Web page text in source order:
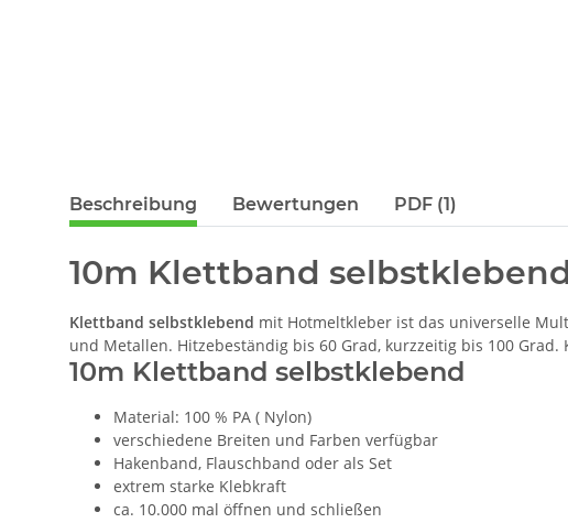
Beschreibung Bewertungen PDF (1)
10m Klettband
Klettband selbstklebend mit Hotmeltkleber ist das universelle
und Metallen. Hitzebeständig bis 60 Grad, kurzzeitig bis 100
10m Klettband selbstklebend
Material: 100 % PA ( Nylon)
verschiedene Breiten und Farben verfügbar
Hakenband, Flauschband oder als Set
extrem starke Klebkraft
ca. 10.000 mal öffnen und schließen